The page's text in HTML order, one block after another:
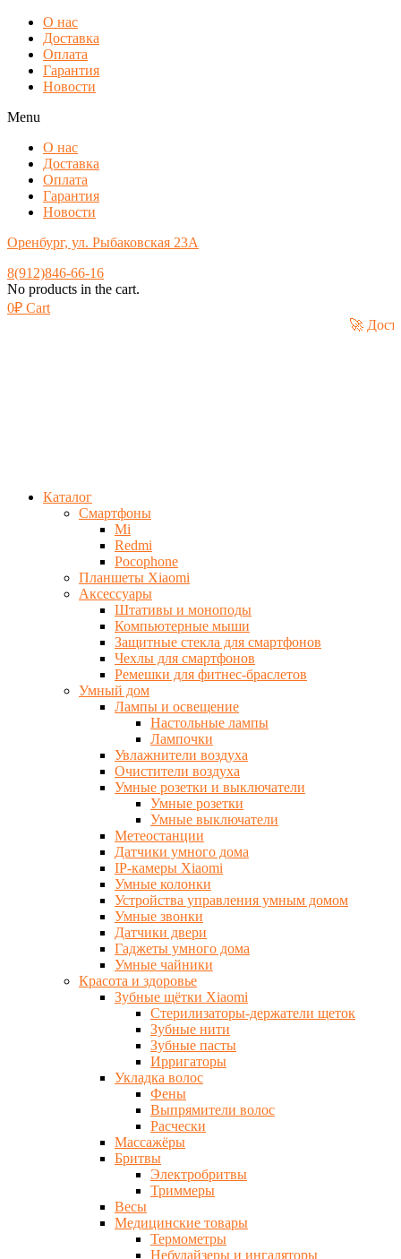
О нас
Доставка
Оплата
Гарантия
Новости
Menu
О нас
Доставка
Оплата
Гарантия
Новости
Оренбург, ул. Рыбаковская 23А
8(912)846-66-16
No products in the cart.
0₽ Cart
Каталог
Смартфоны
Mi
Redmi
Pocophone
Планшеты Xiaomi
Аксессуары
Штативы и моноподы
Компьютерные мыши
Защитные стекла для смартфонов
Чехлы для смартфонов
Ремешки для фитнес-браслетов
Умный дом
Лампы и освещение
Настольные лампы
Лампочки
Увлажнители воздуха
Очистители воздуха
Умные розетки и выключатели
Умные розетки
Умные выключатели
Метеостанции
Датчики умного дома
IP-камеры Xiaomi
Умные колонки
Устройства управления умным домом
Умные звонки
Датчики двери
Гаджеты умного дома
Умные чайники
Красота и здоровье
Зубные щётки Xiaomi
Стерилизаторы-держатели щеток
Зубные нити
Зубные пасты
Ирригаторы
Укладка волос
Фены
Выпрямители волос
Расчески
Массажёры
Бритвы
Электробритвы
Триммеры
Весы
Медицинские товары
Термометры
Небулайзеры и ингаляторы